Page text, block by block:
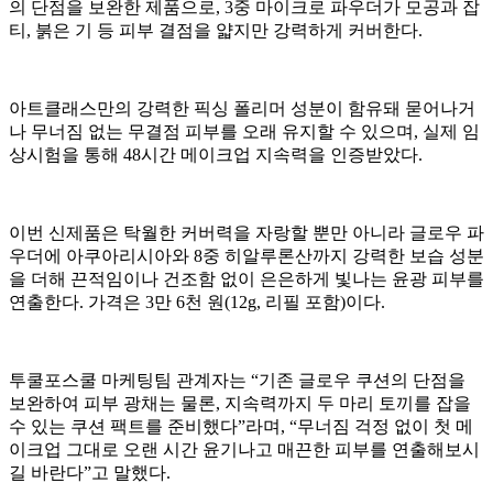
의 단점을 보완한 제품으로, 3중 마이크로 파우더가 모공과 잡
티, 붉은 기 등 피부 결점을 얇지만 강력하게 커버한다.
아트클래스만의 강력한 픽싱 폴리머 성분이 함유돼 묻어나거
나 무너짐 없는 무결점 피부를 오래 유지할 수 있으며, 실제 임
상시험을 통해 48시간 메이크업 지속력을 인증받았다.
이번 신제품은 탁월한 커버력을 자랑할 뿐만 아니라 글로우 파
우더에 아쿠아리시아와 8중 히알루론산까지 강력한 보습 성분
을 더해 끈적임이나 건조함 없이 은은하게 빛나는 윤광 피부를
연출한다. 가격은 3만 6천 원(12g, 리필 포함)이다.
투쿨포스쿨 마케팅팀 관계자는 “기존 글로우 쿠션의 단점을
보완하여 피부 광채는 물론, 지속력까지 두 마리 토끼를 잡을
수 있는 쿠션 팩트를 준비했다”라며, “무너짐 걱정 없이 첫 메
이크업 그대로 오랜 시간 윤기나고 매끈한 피부를 연출해보시
길 바란다”고 말했다.